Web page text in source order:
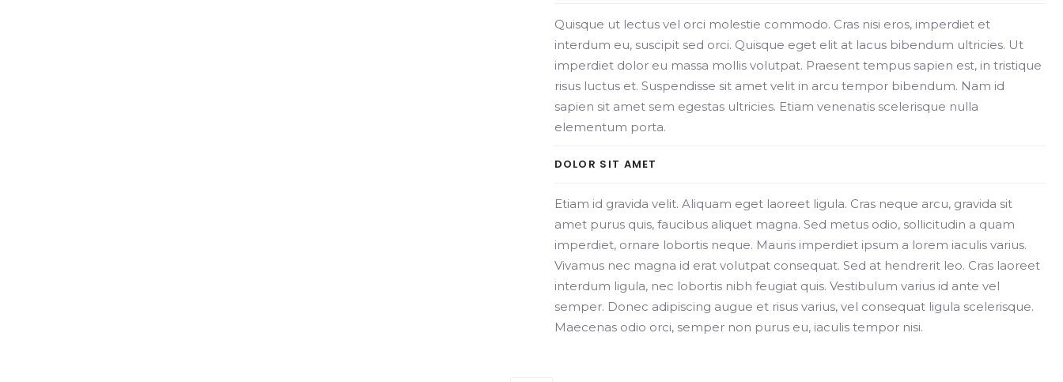
Quisque ut lectus vel orci molestie commodo. Cras nisi eros, imperdiet et
interdum eu, suscipit sed orci. Quisque eget elit at lacus bibendum ultricies. Ut
imperdiet dolor eu massa mollis volutpat. Praesent tempus sapien est, in tristique
risus luctus et. Suspendisse sit amet velit in arcu tempor bibendum. Nam id
sapien sit amet sem egestas ultricies. Etiam venenatis scelerisque nulla
elementum porta.
DOLOR SIT AMET
Etiam id gravida velit. Aliquam eget laoreet ligula. Cras neque arcu, gravida sit
amet purus quis, faucibus aliquet magna. Sed metus odio, sollicitudin a quam
imperdiet, ornare lobortis neque. Mauris imperdiet ipsum a lorem iaculis varius.
Vivamus nec magna id erat volutpat consequat. Sed at hendrerit leo. Cras laoreet
interdum ligula, nec lobortis nibh feugiat quis. Vestibulum varius id ante vel
semper. Donec adipiscing augue et risus varius, vel consequat ligula scelerisque.
Maecenas odio orci, semper non purus eu, iaculis tempor nisi.